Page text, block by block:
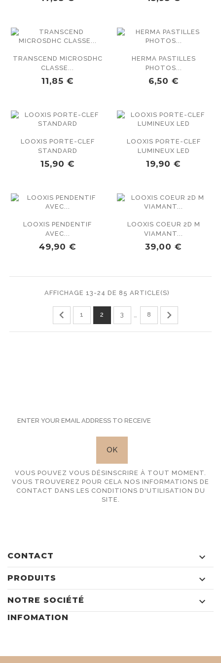
TRANSCEND MICROSDHC
CLASSE...
PRIX
11,85 €
HERMA PASTILLES
PHOTOS...
PRIX
6,50 €
LOOXIS PORTE-CLEF
STANDARD
PRIX
15,90 €
LOOXIS PORTE-CLEF
LUMINEUX LED
PRIX
19,90 €
LOOXIS PENDENTIF
AVEC...
PRIX
49,90 €
LOOXIS COEUR 2D M
VIAMANT...
PRIX
39,00 €
AFFICHAGE 13-24 DE 85 ARTICLE(S)
 1 2 3 … 8 
VOUS POUVEZ VOUS DÉSINSCRIRE À TOUT MOMENT.
VOUS TROUVEREZ POUR CELA NOS INFORMATIONS DE
CONTACT DANS LES CONDITIONS D'UTILISATION DU
SITE.
CONTACT 
PRODUITS 
NOTRE SOCIÉTÉ 
INFOMATION